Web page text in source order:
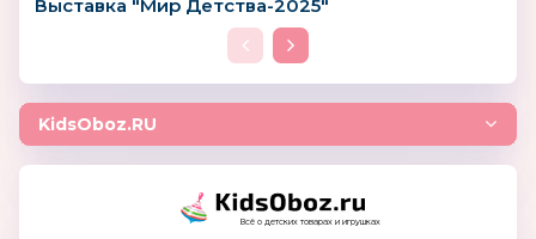
Выставка "Мир Детства-2025"
KidsOboz.RU
Всё о детских товарах и игрушках